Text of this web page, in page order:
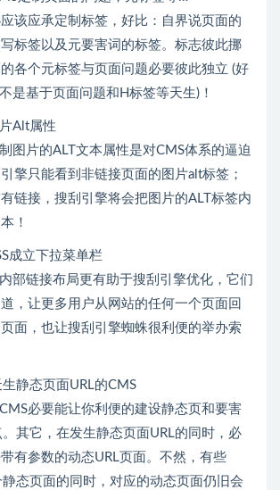
应承定制标签，好比：自界说页面的
标签以及元要害词的标签。标志彼此挪
各个元标签与页面问题必要彼此独立 (好
是基于页面问题和H标签等天生)！
Alt属性
片的ALT文本属性是对CMS体系的逼迫
擎只能看到非链接页面的图片alt标签；
链接，搜刮引擎将会把图片的ALT标签内
！
立下拉菜单栏
链接布局更有助于搜刮引擎优化，它们
，让更多用户从网站的任何一个页面回
面，也让搜刮引擎蜘蛛很利便的举办索
态页面URL的CMS
必要能让你利便的建设静态页和要害
其它，在发生静态页面URL的同时，必
有参数的动态URL页面。不然，有些
态页面的同时，对应的动态页面仍旧会